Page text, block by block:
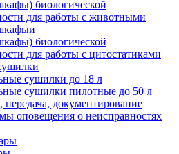
биологической
для работы с животными
биологической
для работы с цитостатиками
сушилки до 18 л
сушилки пилотные до 50 л
передача, документирование
оповещения о неисправностях